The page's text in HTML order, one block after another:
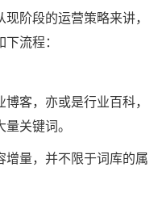
阶段的运营策略来讲，
流程：
客，亦或是行业百科，
关键词。
量，并不限于词库的属